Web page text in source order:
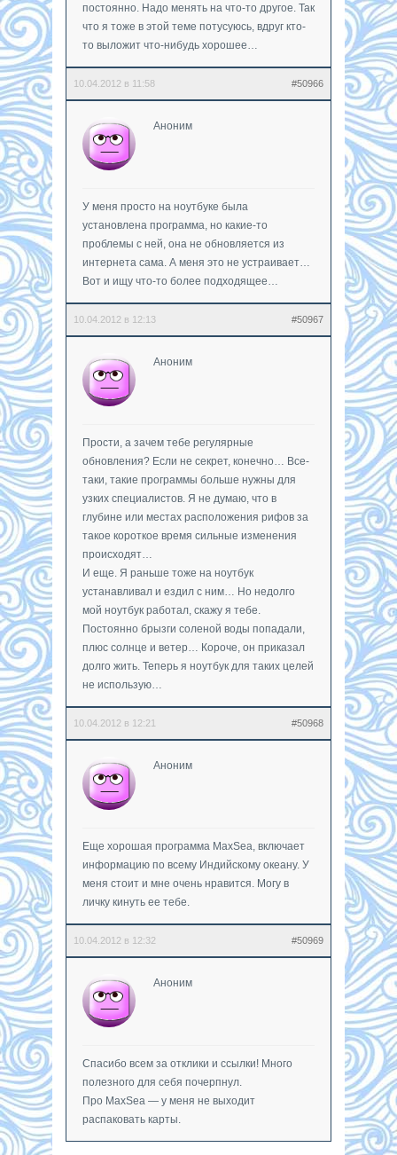
постоянно. Надо менять на что-то другое. Так
что я тоже в этой теме потусуюсь, вдруг кто-
то выложит что-нибудь хорошее…
10.04.2012 в 11:58 #50966
Аноним
У меня просто на ноутбуке была
установлена программа, но какие-то
проблемы с ней, она не обновляется из
интернета сама. А меня это не устраивает…
Вот и ищу что-то более подходящее…
10.04.2012 в 12:13 #50967
Аноним
Прости, а зачем тебе регулярные
обновления? Если не секрет, конечно… Все-
таки, такие программы больше нужны для
узких специалистов. Я не думаю, что в
глубине или местах расположения рифов за
такое короткое время сильные изменения
происходят…
И еще. Я раньше тоже на ноутбук
устанавливал и ездил с ним… Но недолго
мой ноутбук работал, скажу я тебе.
Постоянно брызги соленой воды попадали,
плюс солнце и ветер… Короче, он приказал
долго жить. Теперь я ноутбук для таких целей
не использую…
10.04.2012 в 12:21 #50968
Аноним
Еще хорошая программа MaxSea, включает
информацию по всему Индийскому океану. У
меня стоит и мне очень нравится. Могу в
личку кинуть ее тебе.
10.04.2012 в 12:32 #50969
Аноним
Спасибо всем за отклики и ссылки! Много
полезного для себя почерпнул.
Про MaxSea — у меня не выходит
распаковать карты.